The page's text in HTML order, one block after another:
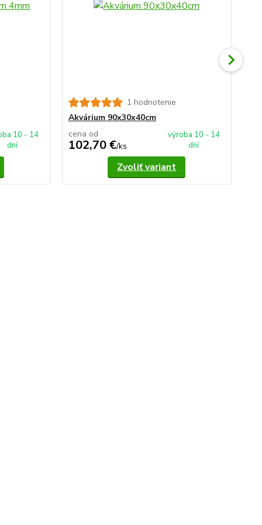
10 - 14
dní
1 hodnotenie
Akvárium 90x30x40cm
cena od
102,70 €/ks
výroba 10 - 14
dní
Zvoliť variant